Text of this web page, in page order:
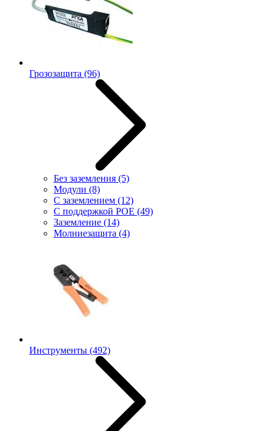
Грозозащита (96)
Без заземления (5)
Модули (8)
С заземлением (12)
С поддержкой POE (49)
Заземление (14)
Молниезащита (4)
Инструменты (492)